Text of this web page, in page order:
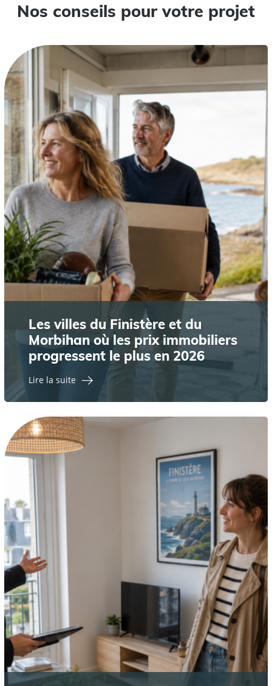
Nos conseils pour votre projet
Les villes du Finistère et du
Morbihan où les prix immobiliers
progressent le plus en 2026
Lire la suite